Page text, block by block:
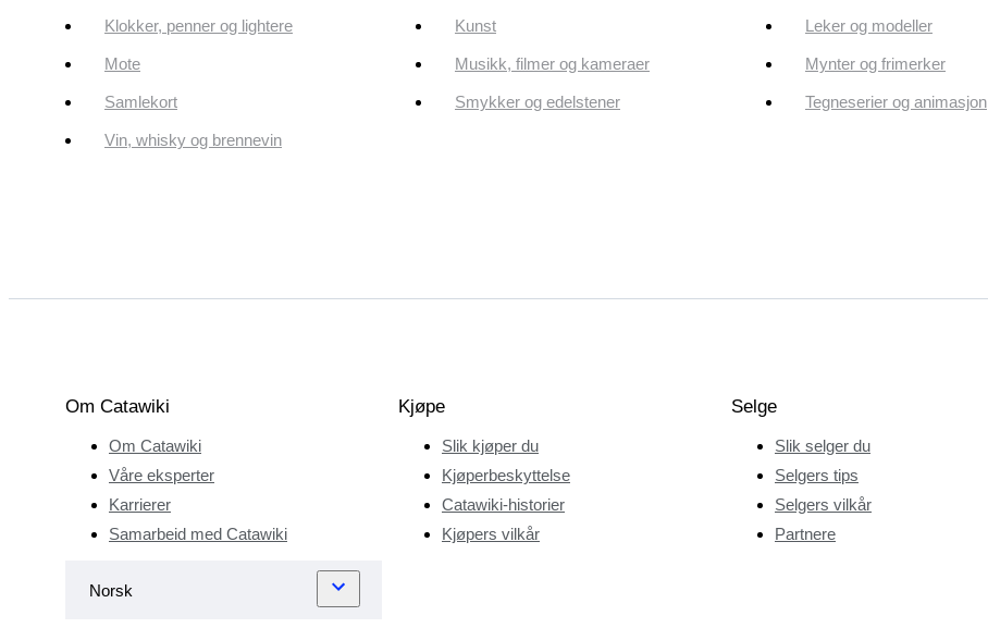
Klokker, penner og lightere Kunst Leker og modeller
Mote Musikk, filmer og kameraer Mynter og frimerker
Samlekort Smykker og edelstener Tegneserier og animasjon
Vin, whisky og brennevin
Om Catawiki
Om Catawiki
Våre eksperter
Karrierer
Samarbeid med Catawiki
Kjøpe
Slik kjøper du
Kjøperbeskyttelse
Catawiki-historier
Kjøpers vilkår
Selge
Slik selger du
Selgers tips
Selgers vilkår
Partnere